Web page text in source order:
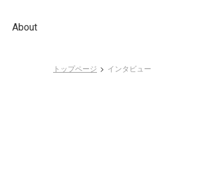
About
トップページ インタビュー